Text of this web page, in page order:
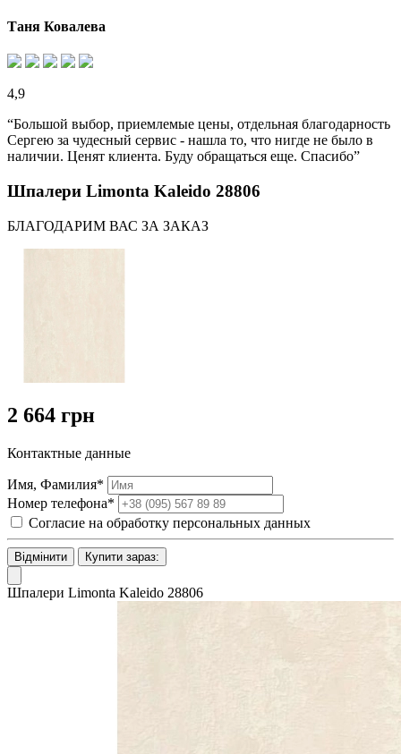
Таня Ковалева
4,9
“Большой выбор, приемлемые цены, отдельная благодарность
Сергею за чудесный сервис - нашла то, что нигде не было в
наличии. Ценят клиента. Буду обращаться еще. Спасибо”
Шпалери Limonta Kaleido 28806
БЛАГОДАРИМ ВАС ЗА ЗАКАЗ
2 664 грн
Контактные данные
Имя, Фамилия*
Номер телефона*
Согласие на обработку персональных данных
Відмінити Купити зараз:
Шпалери Limonta Kaleido 28806